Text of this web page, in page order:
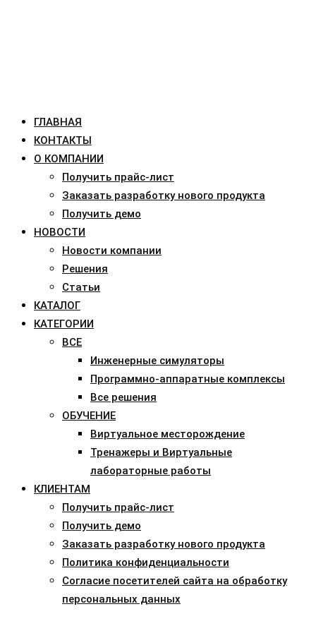
ГЛАВНАЯ
КОНТАКТЫ
О КОМПАНИИ
Получить прайс-лист
Заказать разработку нового продукта
Получить демо
НОВОСТИ
Новости компании
Решения
Статьи
КАТАЛОГ
КАТЕГОРИИ
ВСЕ
Инженерные симуляторы
Программно-аппаратные комплексы
Все решения
ОБУЧЕНИЕ
Виртуальное месторождение
Тренажеры и Виртуальные
лабораторные работы
КЛИЕНТАМ
Получить прайс-лист
Получить демо
Заказать разработку нового продукта
Политика конфиденциальности
Согласие посетителей сайта на обработку
персональных данных